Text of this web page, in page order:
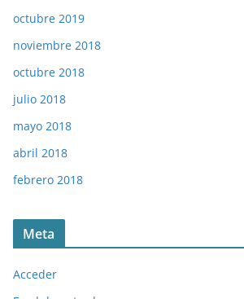
octubre 2019
noviembre 2018
octubre 2018
julio 2018
mayo 2018
abril 2018
febrero 2018
Meta
Acceder